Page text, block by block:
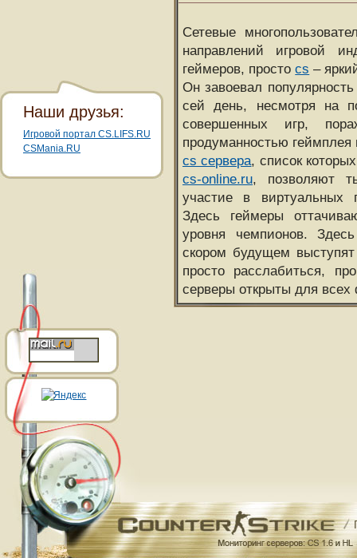
Сетевые
направлений игровой
геймеров, простоcs –
Он завоевал
сей день, несмотря на
совершенных игр,
продуманностью
cs сервера, список
cs-online.ru, позволяют
участие в виртуальных
Здесь геймеры
уровня чемпионов.
скором будущем
просто расслабиться,
серверы открыты для всех
Наши друзья:
Игровой портал CS.LIFS.RU
CSMania.RU